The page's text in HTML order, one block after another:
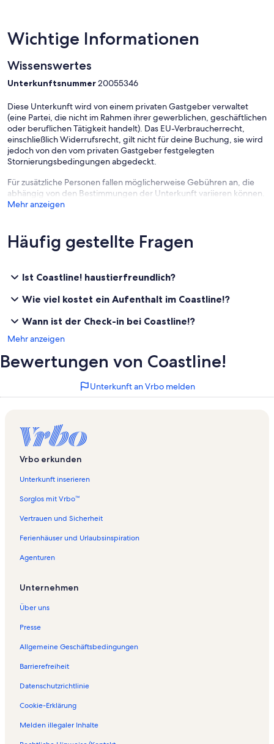
Wichtige Informationen
Wissenswertes
Unterkunftsnummer20055346
Diese Unterkunft wird von einem privaten Gastgeber verwaltet
(eine Partei, die nicht im Rahmen ihrer gewerblichen, geschäftlichen
oder beruflichen Tätigkeit handelt). Das EU-Verbraucherrecht,
einschließlich Widerrufsrecht, gilt nicht für deine Buchung, sie wird
jedoch von den vom privaten Gastgeber festgelegten
Stornierungsbedingungen abgedeckt.
Für zusätzliche Personen fallen möglicherweise Gebühren an, die
abhängig von den Bestimmungen der Unterkunft variieren können.
Mehr anzeigen
Häufig gestellte Fragen
Ist Coastline! haustierfreundlich?
Wie viel kostet ein Aufenthalt im Coastline!?
Wann ist der Check-in bei Coastline!?
Mehr anzeigen
Bewertungen von Coastline!
Unterkunft an Vrbo melden
Vrbo erkunden
Unterkunft inserieren
Sorglos mit Vrbo™
Vertrauen und Sicherheit
Ferienhäuser und Urlaubsinspiration
Agenturen
Unternehmen
Über uns
Presse
Allgemeine Geschäftsbedingungen
Barrierefreiheit
Datenschutzrichtlinie
Cookie-Erklärung
Melden illegaler Inhalte